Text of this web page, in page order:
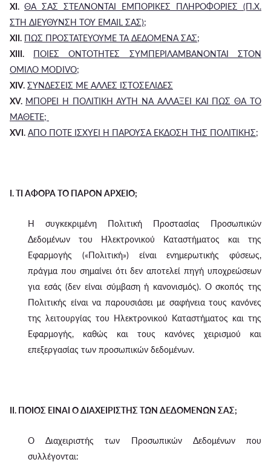
XI. ΘΑ ΣΑΣ ΣΤΕΛΝΟΝΤΑΙ ΕΜΠΟΡΙΚΕΣ ΠΛΗΡΟΦΟΡΙΕΣ (Π.Χ.
ΣΤΗ ΔΙΕΥΘΥΝΣΗ ΤΟΥ EMAIL ΣΑΣ);
XII. ΠΩΣ ΠΡΟΣΤΑΤΕΥΟΥΜΕ ΤΑ ΔΕΔΟΜΕΝΑ ΣΑΣ;
XIII.
ΠΟΙΕΣ ΟΝΤΟΤΗΤΕΣ ΣΥΜΠΕΡΙΛΑΜΒΑΝΟΝΤΑΙ ΣΤΟΝ
ΟΜΙΛΟ MODIVO;
XIV. ΣΥΝΔΕΣΕΙΣ ΜΕ ΑΛΛΕΣ ΙΣΤΟΣΕΛΙΔΕΣ
XV. ΜΠΟΡΕΙ Η ΠΟΛΙΤΙΚΗ ΑΥΤΗ ΝΑ ΑΛΛΑΞΕΙ ΚΑΙ ΠΩΣ ΘΑ ΤΟ
ΜΑΘΕΤΕ;
XVI. ΑΠΟ ΠΟΤΕ ΙΣΧΥΕΙ Η ΠΑΡΟΥΣΑ ΕΚΔΟΣΗ ΤΗΣ ΠΟΛΙΤΙΚΗΣ;
I. ΤΙ ΑΦΟΡΑ ΤΟ ΠΑΡΟΝ ΑΡΧΕΙΟ;
Η συγκεκριμένη Πολιτική Προστασίας Προσωπικών
Δεδομένων του Ηλεκτρονικού Καταστήματος και της
Εφαρμογής («Πολιτική») είναι ενημερωτικής φύσεως,
πράγμα που σημαίνει ότι δεν αποτελεί πηγή υποχρεώσεων
για εσάς (δεν είναι σύμβαση ή κανονισμός). Ο σκοπός της
Πολιτικής είναι να παρουσιάσει με σαφήνεια τους κανόνες
της λειτουργίας του Ηλεκτρονικού Καταστήματος και της
Εφαρμογής, καθώς και τους κανόνες χειρισμού και
επεξεργασίας των προσωπικών δεδομένων.
II. ΠΟΙΟΣ ΕΙΝΑΙ Ο ΔΙΑΧΕΙΡΙΣΤΗΣ ΤΩΝ ΔΕΔΟΜΕΝΩΝ ΣΑΣ;
Ο Διαχειριστής των Προσωπικών Δεδομένων που
συλλέγονται: